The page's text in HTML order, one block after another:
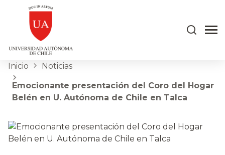
Inicio Noticias
Emocionante presentación del Coro del Hogar
Belén en U. Autónoma de Chile en Talca